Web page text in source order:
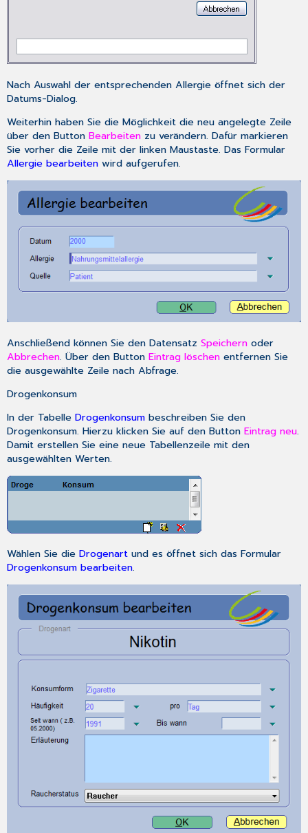
Nach Auswahl der entsprechenden Allergie öffnet sich der
Datums-Dialog.
Weiterhin haben Sie die Möglichkeit die neu angelegte Zeile
über den ButtonBearbeiten zu verändern. Dafür markieren
Sie vorher die Zeile mit der linken Maustaste. Das Formular
Allergie bearbeiten wird aufgerufen.
Anschließend können Sie den DatensatzSpeichern oder
Abbrechen. Über den ButtonEintrag löschen entfernen Sie
die ausgewählte Zeile nach Abfrage.
Drogenkonsum
In der TabelleDrogenkonsum beschreiben Sie den
Drogenkonsum. Hierzu klicken Sie auf den ButtonEintrag neu.
Damit erstellen Sie eine neue Tabellenzeile mit den
ausgewählten Werten.
Wählen Sie dieDrogenart und es öffnet sich das Formular
Drogenkonsum bearbeiten.